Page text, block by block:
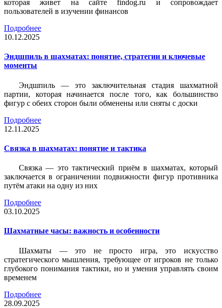
которая живет на сайте findog.ru и сопровождает
пользователей в изучении финансов
Подробнее
10.12.2025
Эндшпиль в шахматах: понятие, стратегии и ключевые
моменты
Эндшпиль — это заключительная стадия шахматной
партии, которая начинается после того, как большинство
фигур с обеих сторон были обменены или сняты с доски
Подробнее
12.11.2025
Связка в шахматах: понятие и тактика
Связка — это тактический приём в шахматах, который
заключается в ограничении подвижности фигур противника
путём атаки на одну из них
Подробнее
03.10.2025
Шахматные часы: важность и особенности
Шахматы — это не просто игра, это искусство
стратегического мышления, требующее от игроков не только
глубокого понимания тактики, но и умения управлять своим
временем
Подробнее
28.09.2025